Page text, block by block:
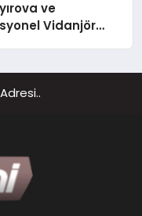
ve
Vidanjör